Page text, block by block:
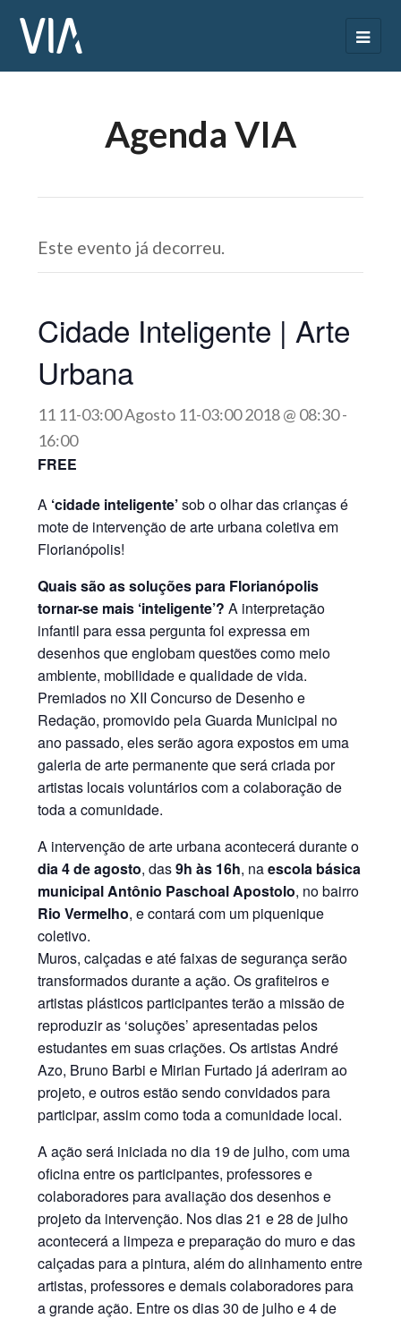
Agenda VIA
Este evento já decorreu.
Cidade Inteligente | Arte
Urbana
11 11-03:00 Agosto 11-03:00 2018 @ 08:30-
16:00
FREE
A ‘cidade inteligente’sob o olhar das crianças é
mote de intervenção de arte urbana coletiva em
Florianópolis!
Quais são as soluções para Florianópolis
tornar-se mais ‘inteligente’? A interpretação
infantil para essa pergunta foi expressa em
desenhos que englobam questões como meio
ambiente, mobilidade e qualidade de vida.
Premiados no XII Concurso de Desenho e
Redação, promovido pela Guarda Municipal no
ano passado, eles serão agora expostos em uma
galeria de arte permanente que será criada por
artistas locais voluntários com a colaboração de
toda a comunidade.
A intervenção de arte urbana acontecerá durante o
dia 4 de agosto, das9h às 16h, naescola básica
municipal Antônio Paschoal Apostolo, no bairro
Rio Vermelho, e contará com um piquenique
coletivo.
Muros, calçadas e até faixas de segurança serão
transformados durante a ação. Os grafiteiros e
artistas plásticos participantes terão a missão de
reproduzir as ‘soluções’ apresentadas pelos
estudantes em suas criações. Os artistas André
Azo, Bruno Barbi e Mirian Furtado já aderiram ao
projeto, e outros estão sendo convidados para
participar, assim como toda a comunidade local.
A ação será iniciada no dia 19 de julho, com uma
oficina entre os participantes, professores e
colaboradores para avaliação dos desenhos e
projeto da intervenção. Nos dias 21 e 28 de julho
acontecerá a limpeza e preparação do muro e das
calçadas para a pintura, além do alinhamento entre
artistas, professores e demais colaboradores para
a grande ação. Entre os dias 30 de julho e 4 de